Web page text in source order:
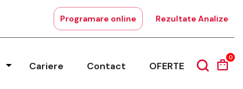
Programare online Rezultate Analize
Cariere Contact OFERTE
0